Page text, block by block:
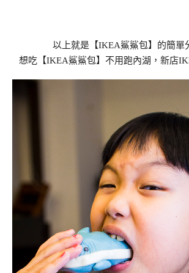
以上就是【IKEA鯊鯊包】的簡單
想吃【IKEA鯊鯊包】不用跑內湖，新店